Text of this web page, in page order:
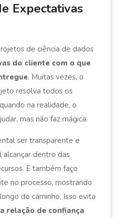
Expectativas
de ciência de dados
do cliente com o que
. Muitas vezes, o
resolva todos os
na realidade, o
mas não faz mágica.
ser transparente e
dentro das
E também faço
no processo, mostrando
do caminho. Isso evita
relação de confiança